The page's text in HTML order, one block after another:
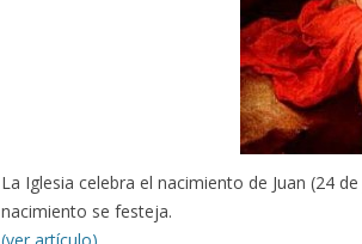
La Iglesia celebra el nacimiento de Juan (24
nacimiento se festeja.